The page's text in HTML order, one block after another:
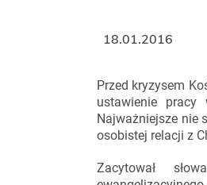
Przed kryzysem
ustawienie
Najważniejsze nie
osobistej relacji z
Zacytował
18.01.2016